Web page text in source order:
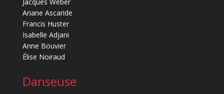
Ariane Ascaride
Francis Huster
Isabelle Adjani
Anne Bouvier
Élise Noiraud
Danseuse